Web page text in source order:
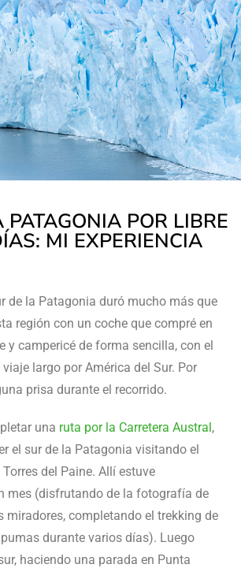
PATAGONIA POR LIBRE
MI EXPERIENCIA
de la Patagonia duró mucho más que
región con un coche que compré en
y campericé de forma sencilla, con el
largo por América del Sur. Por
prisa durante el recorrido.
una ruta por la Carretera Austral,
el sur de la Patagonia visitando el
del Paine. Allí estuve
mes (disfrutando de la fotografía de
miradores, completando el trekking de
durante varios días). Luego
haciendo una parada en Punta